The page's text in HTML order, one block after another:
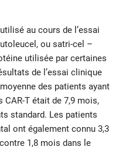
au cours de l’essai
ou satri-cel –
utilisée par certaines
de l’essai clinique
des patients ayant
CAR-T était de 7,9 mois,
standard. Les patients
ont également connu 3,3
1,8 mois dans le